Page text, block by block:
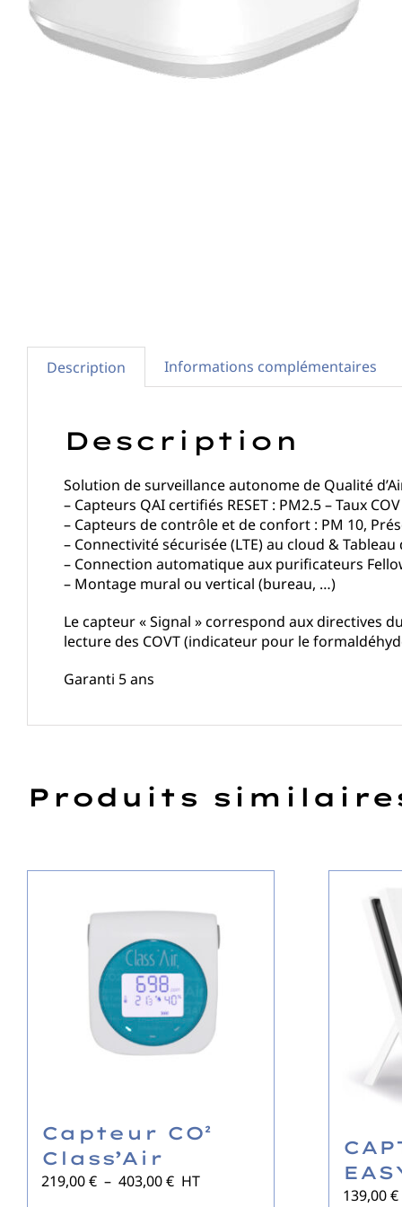
Description Informations complémentaires
Description
Solution de surveillance autonome de Qualité
– Capteurs QAI certifiés RESET : PM2.5 – Taux
– Capteurs de contrôle et de confort : PM 10,
– Connectivité sécurisée (LTE) au cloud &
– Connection automatique aux purificateurs
– Montage mural ou vertical (bureau, …)
Le capteur « Signal » correspond aux directives
lecture des COVT (indicateur pour le
Garanti 5 ans
Produits
Capteur CO²
Class’Air
219,00€ – 403,00€Plage
HT
139,00€